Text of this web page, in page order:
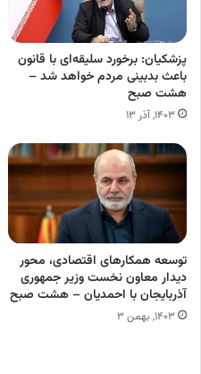
پزشکیان: برخورد سلیقه‌ای با قانون
باعث بدبینی مردم خواهد شد –
هشت صبح
۱۴۰۳, آذر ۱۳
توسعه همکارهای اقتصادی، محور
دیدار معاون نخست وزیر جمهوری
آذربایجان با احمدیان – هشت صبح
۱۴۰۳, بهمن ۳